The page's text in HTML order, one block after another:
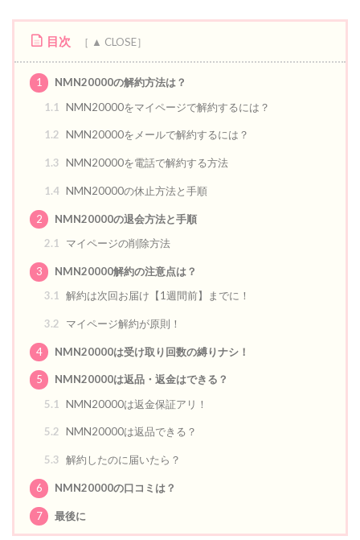
目次
1
NMN20000の解約方法は？
1.1
NMN20000をマイページで解約するには？
1.2 NMN20000をメールで解約するには？
1.3 NMN20000を電話で解約する方法
1.4 NMN20000の休止方法と手順
2
NMN20000の退会方法と手順
2.1
マイページの削除方法
3
NMN20000解約の注意点は？
3.1
解約は次回お届け【1週間前】までに！
3.2 マイページ解約が原則！
4 NMN20000は受け取り回数の縛りナシ！
5
NMN20000は返品・返金はできる？
5.1
NMN20000は返金保証アリ！
5.2 NMN20000は返品できる？
5.3 解約したのに届いたら？
6 NMN20000の口コミは？
7 最後に